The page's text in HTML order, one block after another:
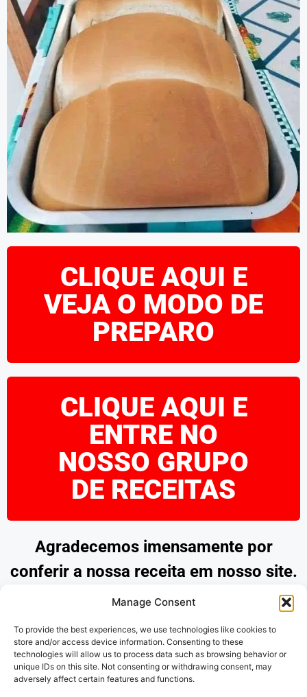
Manage Consent
To provide the best experiences, we use technologies like cookies to
store and/or access device information. Consenting to these
technologies will allow us to process data such as browsing behavior or
unique IDs on this site. Not consenting or withdrawing consent, may
adversely affect certain features and functions.
CLIQUE AQUI E
VEJA O MODO DE
PREPARO
CLIQUE AQUI E
ENTRE NO
NOSSO GRUPO
DE RECEITAS
Agradecemos imensamente por
conferir a nossa receita em nosso site.
Esperamos que tenha encontrado
pratos deliciosos. Continue explorando
as nossas opções e desfrute de